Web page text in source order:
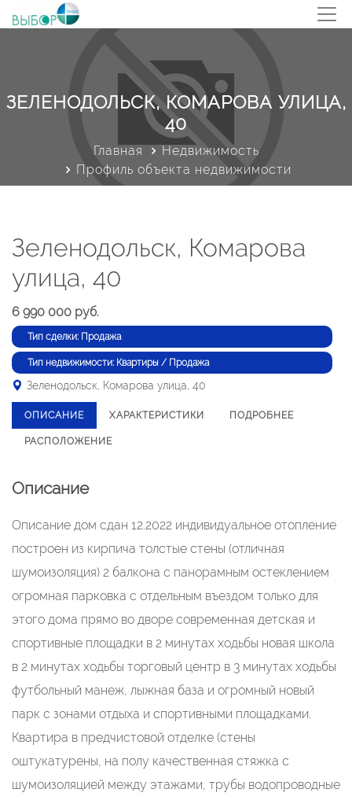
ЗЕЛЕНОДОЛЬСК, КОМАРОВА УЛИЦА,
40
Главная
Недвижимость
Профиль объекта недвижимости
Зеленодольск, Комарова
улица, 40
6 990 000 руб.
Тип сделки: Продажа
Тип недвижимости: Квартиры / Продажа
Зеленодольск, Комарова улица, 40
ОПИСАНИЕ ХАРАКТЕРИСТИКИ ПОДРОБНЕЕ
РАСПОЛОЖЕНИЕ
Описание
Описание дом сдан 12.2022 индивидуальное отопление
построен из кирпича толстые стены (отличная
шумоизоляция) 2 балкона с панорамным остеклением
огромная парковка с отдельным въездом только для
этого дома прямо во дворе современная детская и
спортивные площадки в 2 минутах ходьбы новая школа
в 2 минутах ходьбы торговый центр в 3 минутах ходьбы
футбольный манеж, лыжная база и огромный новый
парк с зонами отдыха и спортивными площадками.
Квартира в предчистовой отделке (стены
оштукатурены, на полу качественная стяжка с
шумоизоляцией между этажами, трубы водопроводные